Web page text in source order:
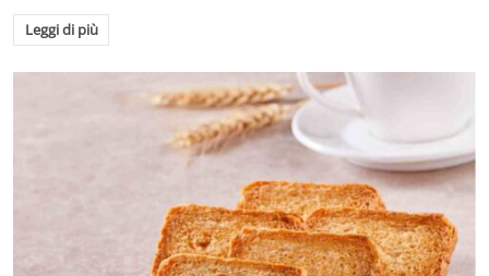
Leggi di più